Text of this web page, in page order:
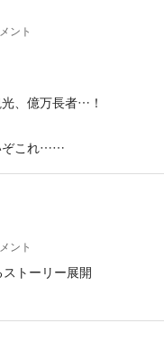
ント
、億万長者…！
ぞこれ……
ント
トーリー展開